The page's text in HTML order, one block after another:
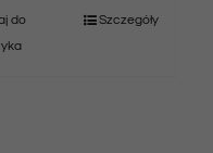
do
Szczegóły